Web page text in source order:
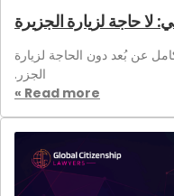
لا حاجة لزيارة الجزيرة
عن بُعد دون الحاجة لزيارة
الجزر.
Read more »